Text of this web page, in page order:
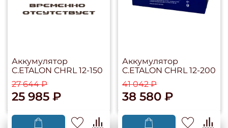
Аккумулятор
C.ETALON CHRL 12-150
27 644 ₽
25 985 ₽
Аккумулятор
C.ETALON CHRL 12-200
41 042 ₽
38 580 ₽